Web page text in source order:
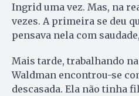
Ingrid uma vez. Mas, na
vezes. A primeira se deu
pensava nela com
Mais tarde, trabalhando
Waldman encontrou-se
descasada. Ela não tinha